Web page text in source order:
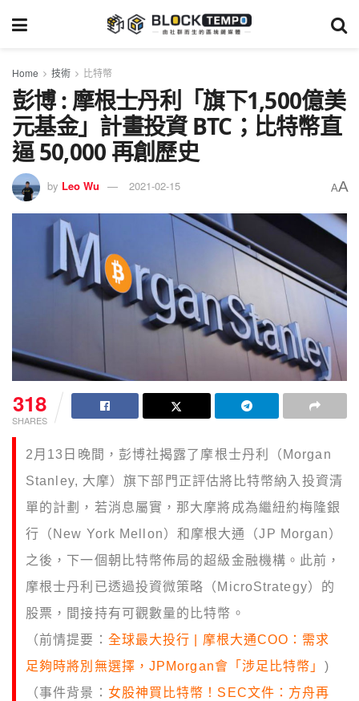
Home 技術 比特幣
彭博 : 摩根士丹利「旗下1,500億美
元基金」計畫投資 BTC；比特幣直
逼 50,000 再創歷史
by Leo Wu 2021-02-15 AA
318
SHARES
2月13日晚間，彭博社揭露了摩根士丹利（Morgan
Stanley, 大摩）旗下部門正評估將比特幣納入投資清
單的計劃，若消息屬實，那大摩將成為繼紐約梅隆銀
行（New York Mellon）和摩根大通（JP Morgan）
之後，下一個朝比特幣佈局的超級金融機構。此前，
摩根士丹利已透過投資微策略（MicroStrategy）的
股票，間接持有可觀數量的比特幣。
（前情提要： 全球最大投行 | 摩根大通COO：需求
足夠時將別無選擇，JPMorgan會「涉足比特幣」 )
（事件背景： 女股神買比特幣！SEC文件：方舟再